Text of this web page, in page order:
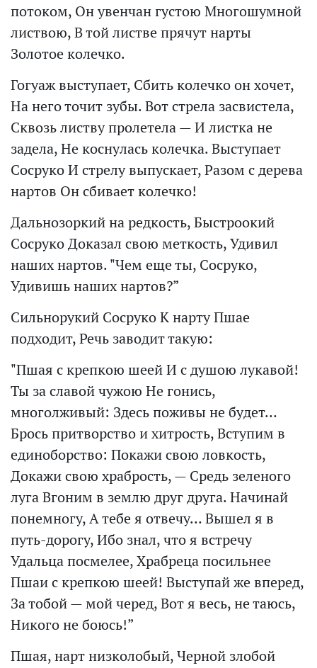
потоком, Он увенчан густою Многошумной
листвою, В той листве прячут нарты
Золотое колечко.
Гогуаж выступает, Сбить колечко он хочет,
На него точит зубы. Вот стрела засвистела,
Сквозь листву пролетела — И листка не
задела, Не коснулась колечка. Выступает
Сосруко И стрелу выпускает, Разом с дерева
нартов Он сбивает колечко!
Дальнозоркий на редкость, Быстроокий
Сосруко Доказал свою меткость, Удивил
наших нартов. "Чем еще ты, Сосруко,
Удивишь наших нартов?”
Сильнорукий Сосруко К нарту Пшае
подходит, Речь заводит такую:
"Пшая с крепкою шеей И с душою лукавой!
Ты за славой чужою Не гонись,
многолживый: Здесь поживы не будет…
Брось притворство и хитрость, Вступим в
единоборство: Покажи свою ловкость,
Докажи свою храбрость, — Средь зеленого
луга Вгоним в землю друг друга. Начинай
понемногу, А тебе я отвечу… Вышел я в
путь-дорогу, Ибо знал, что я встречу
Удальца посмелее, Храбреца посильнее
Пшаи с крепкою шеей! Выступай же вперед,
За тобой — мой черед, Вот я весь, не таюсь,
Никого не боюсь!”
Пшая, нарт низколобый, Черной злобой